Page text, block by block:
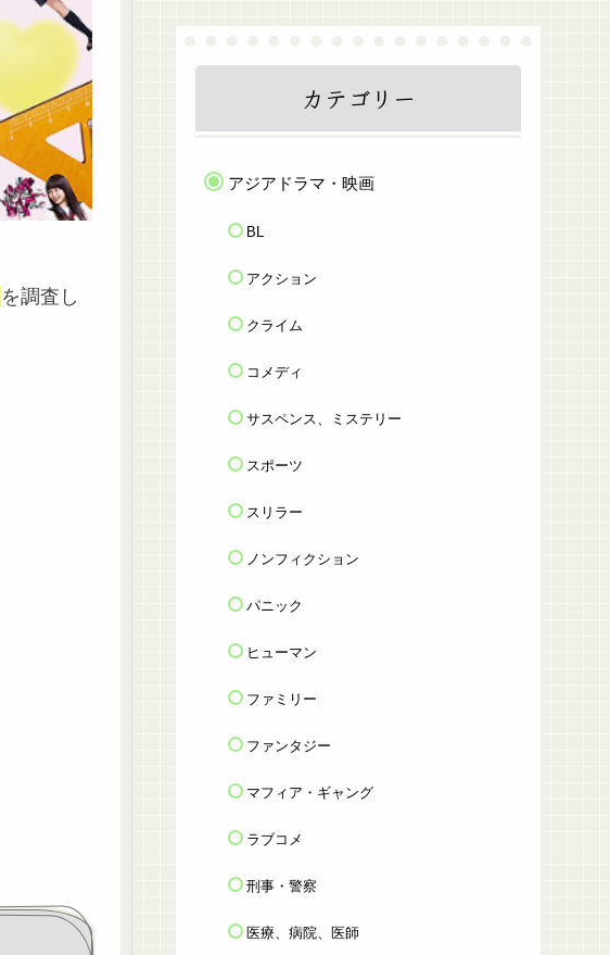
を調査し
カテゴリー
アジアドラマ・映画
BL
アクション
クライム
コメディ
サスペンス、ミステリー
スポーツ
スリラー
ノンフィクション
パニック
ヒューマン
ファミリー
ファンタジー
マフィア・ギャング
ラブコメ
刑事・警察
医療、病院、医師